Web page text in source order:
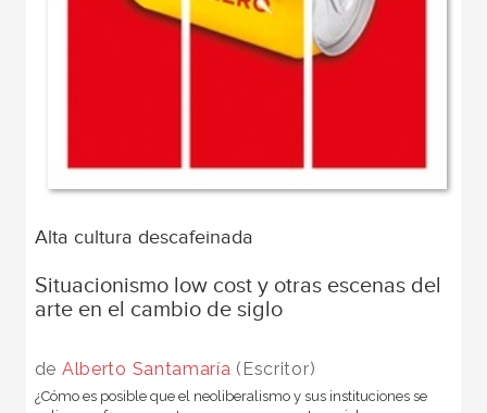
Alta cultura descafeinada
Situacionismo low cost y otras escenas del
arte en el cambio de siglo
de Alberto Santamaría (Escritor)
¿Cómo es posible que el neoliberalismo y sus instituciones se